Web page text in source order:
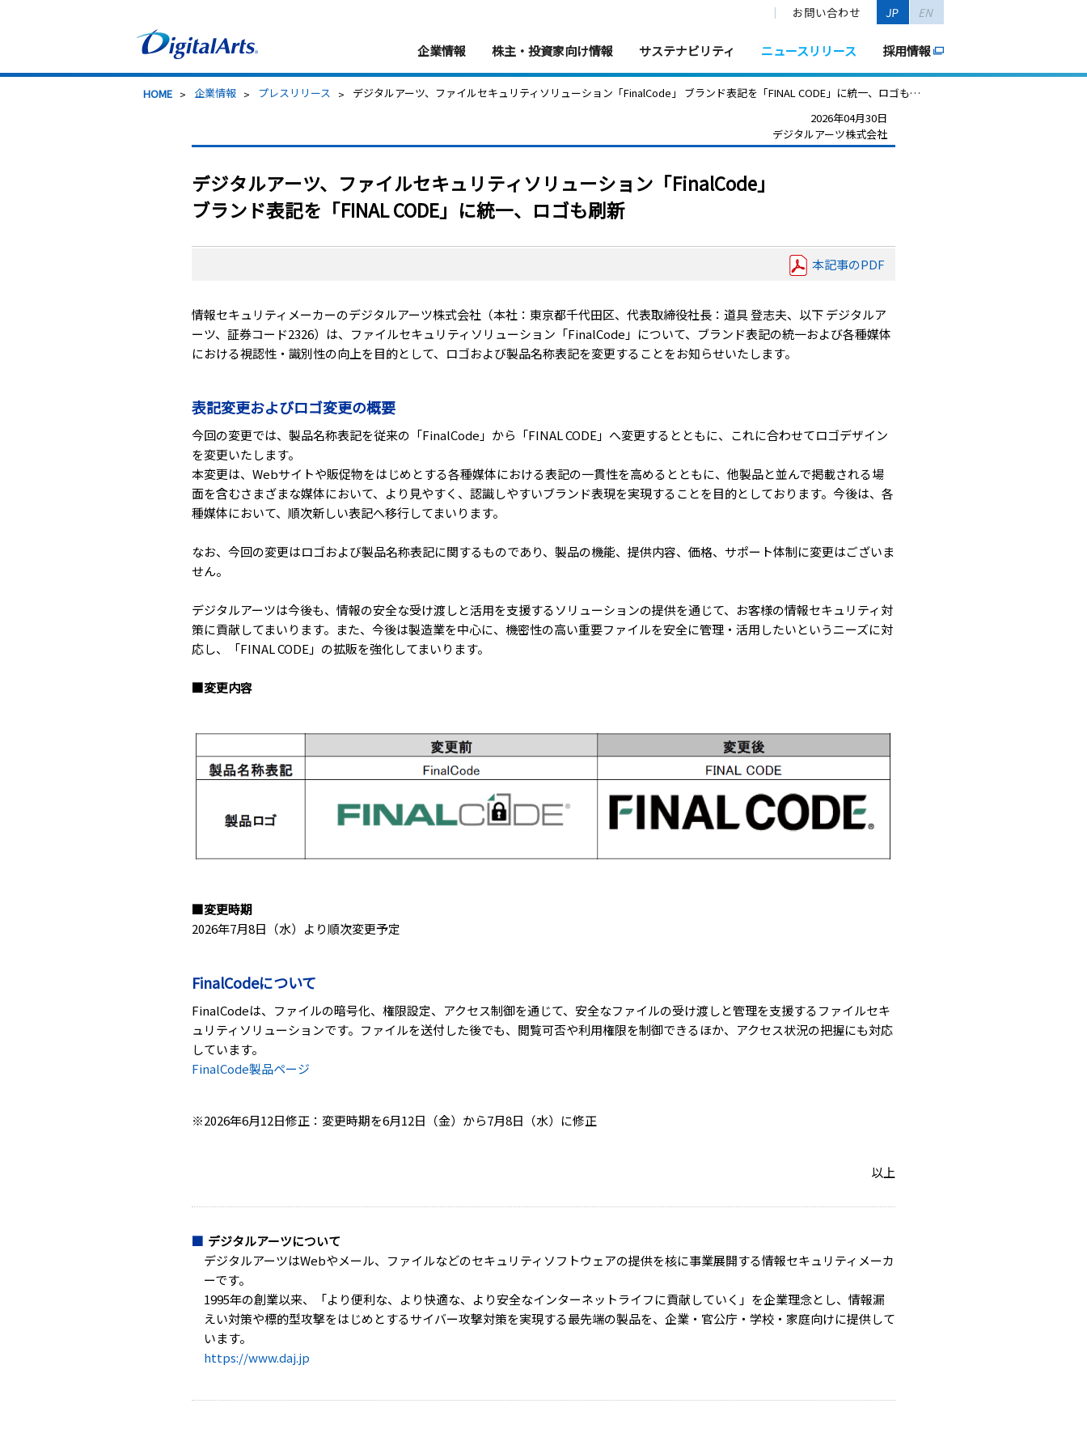
お問い合わせ JP EN
企業情報 株主・投資家向け情報 サステナビリティ ニュースリリース 採用情報
HOME 企業情報 プレスリリース
> デジタルアーツ、ファイルセキュリティソリューション「FinalCode」 ブランド表記を「FINAL CODE」に統一、ロゴも刷新
2026年04月30日
デジタルアーツ株式会社
デジタルアーツ、ファイルセキュリティソリューション「FinalCode」
ブランド表記を「FINAL CODE」に統一、ロゴも刷新
本記事のPDF
情報セキュリティメーカーのデジタルアーツ株式会社（本社：東京都千代田区、代表取締役社長：道具 登志夫、以下 デジタルア
ーツ、証券コード2326）は、ファイルセキュリティソリューション「FinalCode」について、ブランド表記の統一および各種媒体
における視認性・識別性の向上を目的として、ロゴおよび製品名称表記を変更することをお知らせいたします。
表記変更およびロゴ変更の概要
今回の変更では、製品名称表記を従来の「FinalCode」から「FINAL CODE」へ変更するとともに、これに合わせてロゴデザイン
を変更いたします。
本変更は、Webサイトや販促物をはじめとする各種媒体における表記の一貫性を高めるとともに、他製品と並んで掲載される場
面を含むさまざまな媒体において、より見やすく、認識しやすいブランド表現を実現することを目的としております。今後は、各
種媒体において、順次新しい表記へ移行してまいります。
なお、今回の変更はロゴおよび製品名称表記に関するものであり、製品の機能、提供内容、価格、サポート体制に変更はございま
せん。
デジタルアーツは今後も、情報の安全な受け渡しと活用を支援するソリューションの提供を通じて、お客様の情報セキュリティ対
策に貢献してまいります。また、今後は製造業を中心に、機密性の高い重要ファイルを安全に管理・活用したいというニーズに対
応し、「FINAL CODE」の拡販を強化してまいります。
■変更内容
■変更時期
2026年7月8日（水）より順次変更予定
FinalCodeについて
FinalCodeは、ファイルの暗号化、権限設定、アクセス制御を通じて、安全なファイルの受け渡しと管理を支援するファイルセキ
ュリティソリューションです。ファイルを送付した後でも、閲覧可否や利用権限を制御できるほか、アクセス状況の把握にも対応
しています。
FinalCode製品ページ
※2026年6月12日修正：変更時期を6月12日（金）から7月8日（水）に修正
以上
デジタルアーツについて
デジタルアーツはWebやメール、ファイルなどのセキュリティソフトウェアの提供を核に事業展開する情報セキュリティメーカ
ーです。
1995年の創業以来、「より便利な、より快適な、より安全なインターネットライフに貢献していく」を企業理念とし、情報漏
えい対策や標的型攻撃をはじめとするサイバー攻撃対策を実現する最先端の製品を、企業・官公庁・学校・家庭向けに提供して
います。
https://www.daj.jp